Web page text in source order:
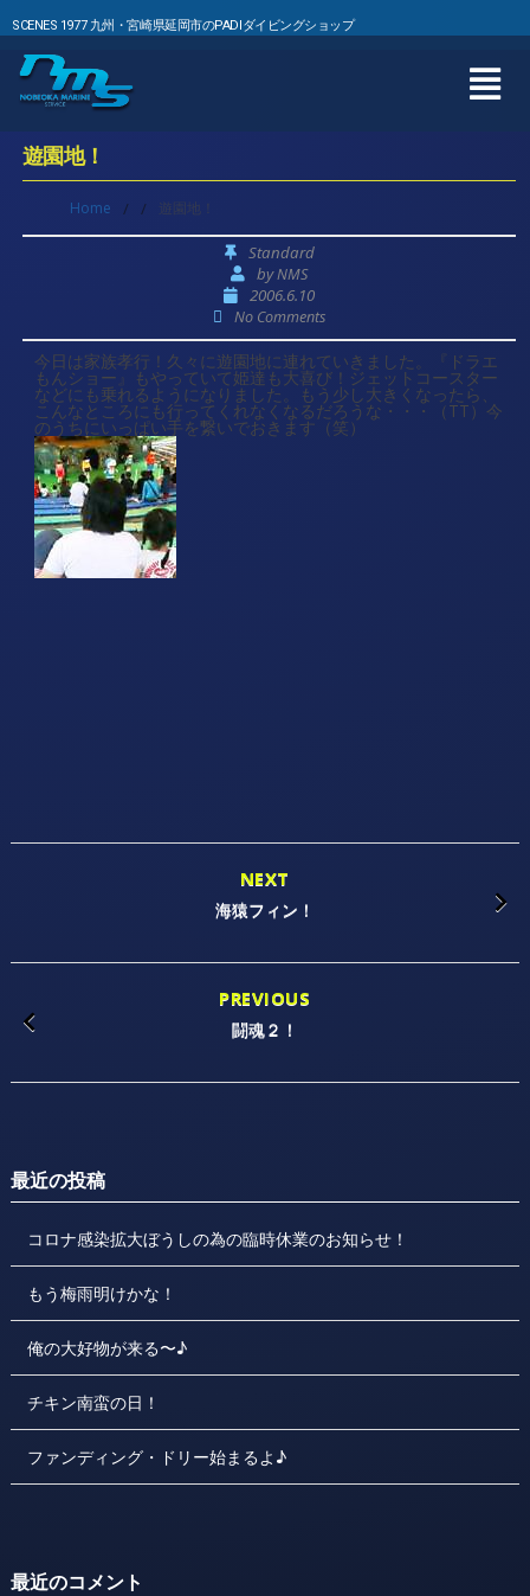
SCENES 1977 九州・宮崎県延岡市のPADIダイビングショップ
遊園地！
Home / / 遊園地！
Standard
byNMS
2006.6.10
No Comments
今日は家族孝行！久々に遊園地に連れていきました。『ドラエ
もんショー』もやっていて姫達も大喜び！ジェットコースター
などにも乗れるようになりました。もう少し大きくなったら、
こんなところにも行ってくれなくなるだろうな・・・（TT）今
のうちにいっぱい手を繋いでおきます（笑）
NEXT
海猿フィン！
PREVIOUS
闘魂２！
最近の投稿
コロナ感染拡大ぼうしの為の臨時休業のお知らせ！
もう梅雨明けかな！
俺の大好物が来る〜♪
チキン南蛮の日！
ファンディング・ドリー始まるよ♪
最近のコメント